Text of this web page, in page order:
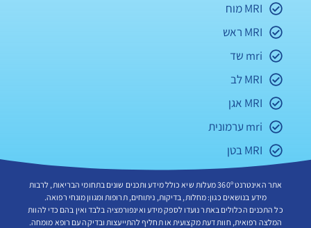
MRI מוח
MRI ראש
mri שד
MRI לב
MRI אגן
mri ערמונית
MRI בטן
אתר האינטרנט 360º מעלות שיא כולל מידע ותכנים שונים בתחומי הבריאות, לרבות
מידע בנושאים כגון: מחלות, בדיקות, ניתוחים, תרופות ומגוון מונחי רפואה.
כל התכנים הכלולים באתר נועדו לספק מידע ואינפורמציה בלבד ואין בהם כדי להוות
המלצה רפואית, חוות דעת מקצועית או תחליף להתייעצות ובדיקה עם רופא מומחה.